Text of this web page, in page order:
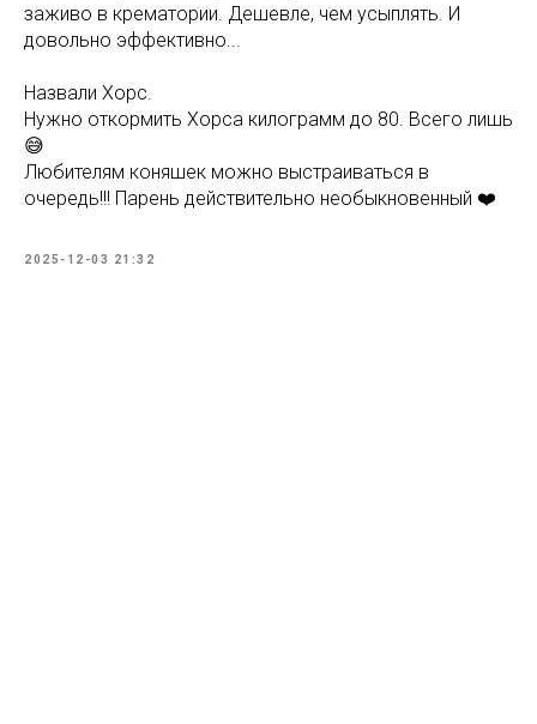
заживо в крематории. Дешевле, чем усыплять. И
довольно эффективно...
Назвали Хорс.
Нужно откормить Хорса килограмм до 80. Всего лишь
😅
Любителям коняшек можно выстраиваться в
очередь!!! Парень действительно необыкновенный ❤️
2025-12-03 21:32